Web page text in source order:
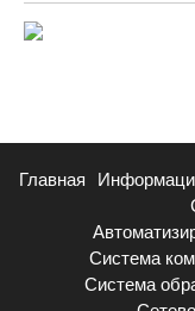
Главная
Система
Система